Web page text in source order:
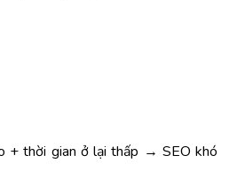
+ thời gian ở lại thấp → SEO khó